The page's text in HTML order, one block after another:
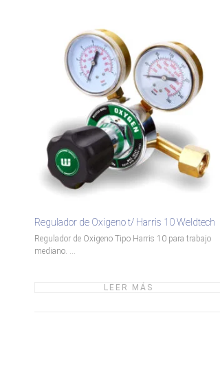
Regulador de Oxigeno t/ Harris 10 Weldtech
Regulador de Oxigeno Tipo Harris 10 para trabajo
mediano. ...
LEER MÁS